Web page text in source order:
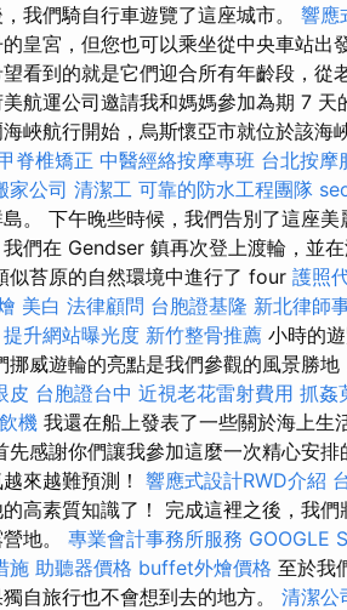
我們騎自行車遊覽了這座城市。 響應
皇宮，但您也可以乘坐從中央車站
看到的就是它們迎合所有年齡段，從
航運公司邀請我和媽媽參加為期 7 天
峽航行開始，烏斯懷亞市就位於該海
脊椎矯正 中醫經絡按摩專班 台北按摩
家公司 清潔工 可靠的防水工程團隊
。 下午晚些時候，我們告別了這座
們在 Gendser 鎮再次登上渡輪，並
似苔原的自然環境中進行了 four 護照
美白 法律顧問 台胞證基隆 新北律師
升網站曝光度 新竹整骨推薦 小時的
挪威遊輪的亮點是我們參觀的風景勝
皮 台胞證台中 近視老花雷射費用 抓姦
機 我還在船上發表了一些關於海上生
先感謝你們讓我參加這麼一次精心安排
來越難預測！ 響應式設計RWD介紹
高素質知識了！ 完成這裡之後，我
地。 專業會計事務所服務 GOOGLE
施 助聽器價格 buffet外燴價格 至於我
自旅行也不會想到去的地方。 清潔公